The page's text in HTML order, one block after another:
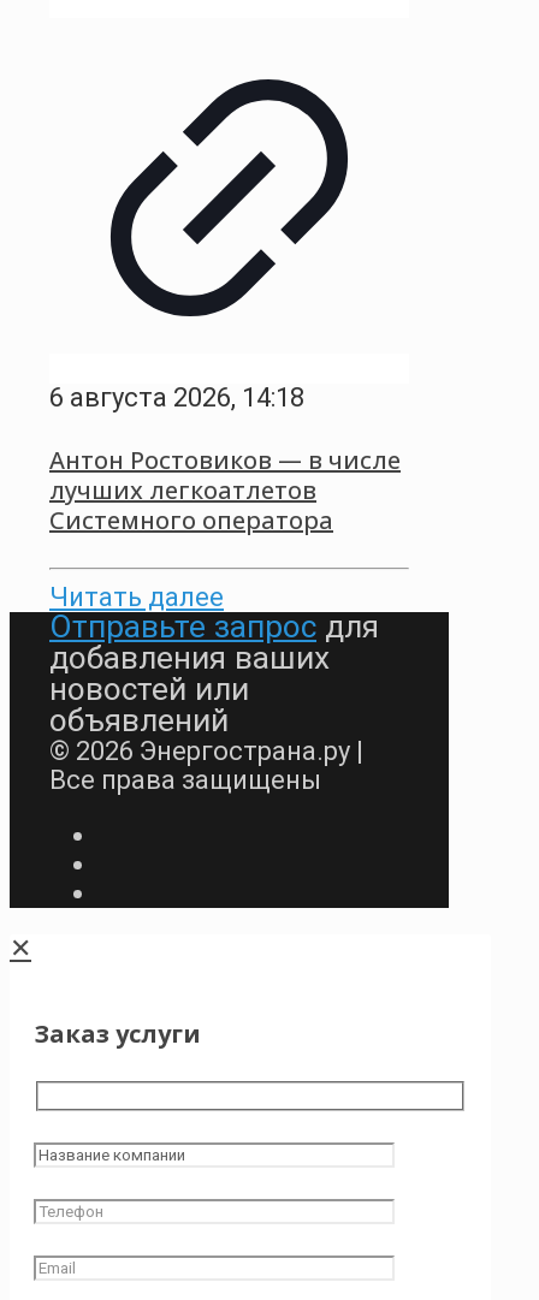
6 августа 2026, 14:18
Антон Ростовиков — в числе
лучших легкоатлетов
Системного оператора
Читать далее
Отправьте запрос для
добавления ваших
новостей или
объявлений
© 2026 Энергострана.ру |
Все права защищены
✕
Заказ услуги